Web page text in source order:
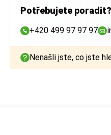
Potřebujete poradit?
+420 499 97 97 97
Nenašli jste, co jste
přepravce (např. Zásilkovna,